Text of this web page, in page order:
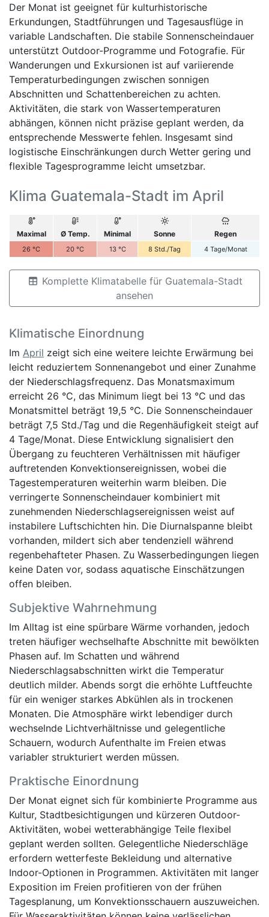
Der Monat ist geeignet für kulturhistorische
Erkundungen, Stadtführungen und Tagesausflüge in
variable Landschaften. Die stabile Sonnenscheindauer
unterstützt Outdoor-Programme und Fotografie. Für
Wanderungen und Exkursionen ist auf variierende
Temperaturbedingungen zwischen sonnigen
Abschnitten und Schattenbereichen zu achten.
Aktivitäten, die stark von Wassertemperaturen
abhängen, können nicht präzise geplant werden, da
entsprechende Messwerte fehlen. Insgesamt sind
logistische Einschränkungen durch Wetter gering und
flexible Tagesprogramme leicht umsetzbar.
Klima Guatemala-Stadt im April
Maximal Ø Temp. Minimal Sonne Regen
26 °C 20 °C 13 °C 8 Std./Tag 4 Tage/Monat
Komplette Klimatabelle für Guatemala-Stadt
ansehen
Klimatische Einordnung
Im April zeigt sich eine weitere leichte Erwärmung bei
leicht reduziertem Sonnenangebot und einer Zunahme
der Niederschlagsfrequenz. Das Monatsmaximum
erreicht 26 °C, das Minimum liegt bei 13 °C und das
Monatsmittel beträgt 19,5 °C. Die Sonnenscheindauer
beträgt 7,5 Std./Tag und die Regenhäufigkeit steigt auf
4 Tage/Monat. Diese Entwicklung signalisiert den
Übergang zu feuchteren Verhältnissen mit häufiger
auftretenden Konvektionsereignissen, wobei die
Tagestemperaturen weiterhin warm bleiben. Die
verringerte Sonnenscheindauer kombiniert mit
zunehmenden Niederschlagsereignissen weist auf
instabilere Luftschichten hin. Die Diurnalspanne bleibt
vorhanden, mildert sich aber tendenziell während
regenbehafteter Phasen. Zu Wasserbedingungen liegen
keine Daten vor, sodass aquatische Einschätzungen
offen bleiben.
Subjektive Wahrnehmung
Im Alltag ist eine spürbare Wärme vorhanden, jedoch
treten häufiger wechselhafte Abschnitte mit bewölkten
Phasen auf. Im Schatten und während
Niederschlagsabschnitten wirkt die Temperatur
deutlich milder. Abends sorgt die erhöhte Luftfeuchte
für ein weniger starkes Abkühlen als in trockenen
Monaten. Die Atmosphäre wirkt lebendiger durch
wechselnde Lichtverhältnisse und gelegentliche
Schauern, wodurch Aufenthalte im Freien etwas
variabler strukturiert werden müssen.
Praktische Einordnung
Der Monat eignet sich für kombinierte Programme aus
Kultur, Stadtbesichtigungen und kürzeren Outdoor-
Aktivitäten, wobei wetterabhängige Teile flexibel
geplant werden sollten. Gelegentliche Niederschläge
erfordern wetterfeste Bekleidung und alternative
Indoor-Optionen in Programmen. Aktivitäten mit langer
Exposition im Freien profitieren von der frühen
Tagesplanung, um Konvektionsschauern auszuweichen.